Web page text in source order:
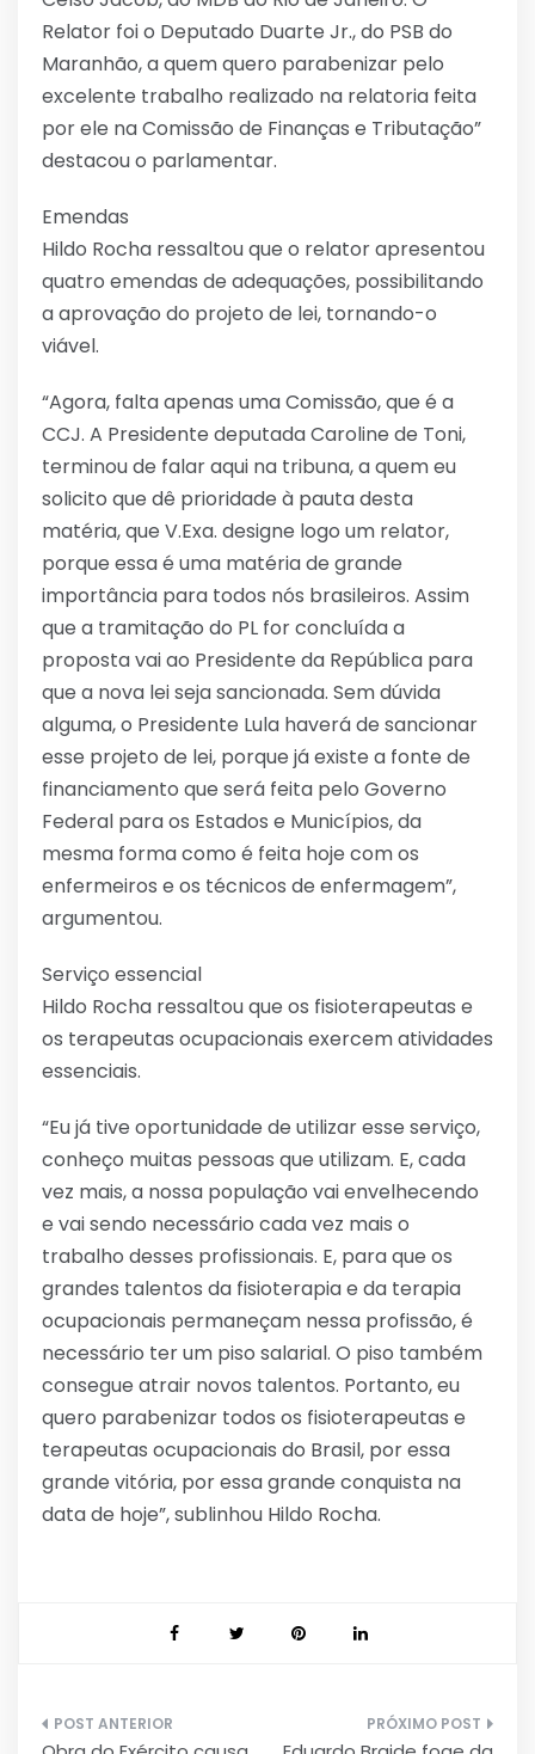
Relator foi o Deputado Duarte Jr., do PSB do
Maranhão, a quem quero parabenizar pelo
excelente trabalho realizado na relatoria feita
por ele na Comissão de Finanças e Tributação”
destacou o parlamentar.
Emendas
Hildo Rocha ressaltou que o relator apresentou
quatro emendas de adequações, possibilitando
a aprovação do projeto de lei, tornando-o
viável.
“Agora, falta apenas uma Comissão, que é a
CCJ. A Presidente deputada Caroline de Toni,
terminou de falar aqui na tribuna, a quem eu
solicito que dê prioridade à pauta desta
matéria, que V.Exa. designe logo um relator,
porque essa é uma matéria de grande
importância para todos nós brasileiros. Assim
que a tramitação do PL for concluída a
proposta vai ao Presidente da República para
que a nova lei seja sancionada. Sem dúvida
alguma, o Presidente Lula haverá de sancionar
esse projeto de lei, porque já existe a fonte de
financiamento que será feita pelo Governo
Federal para os Estados e Municípios, da
mesma forma como é feita hoje com os
enfermeiros e os técnicos de enfermagem”,
argumentou.
Serviço essencial
Hildo Rocha ressaltou que os fisioterapeutas e
os terapeutas ocupacionais exercem atividades
essenciais.
“Eu já tive oportunidade de utilizar esse serviço,
conheço muitas pessoas que utilizam. E, cada
vez mais, a nossa população vai envelhecendo
e vai sendo necessário cada vez mais o
trabalho desses profissionais. E, para que os
grandes talentos da fisioterapia e da terapia
ocupacionais permaneçam nessa profissão, é
necessário ter um piso salarial. O piso também
consegue atrair novos talentos. Portanto, eu
quero parabenizar todos os fisioterapeutas e
terapeutas ocupacionais do Brasil, por essa
grande vitória, por essa grande conquista na
data de hoje”, sublinhou Hildo Rocha.
Navegação